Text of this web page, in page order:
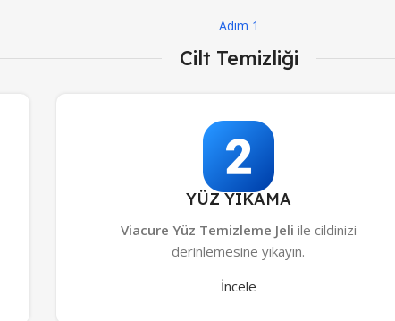
Adım 1
Cilt Temizliği
YÜZ YIKAMA
Viacure Yüz Temizleme Jeli ile cildinizi
derinlemesine yıkayın.
İncele